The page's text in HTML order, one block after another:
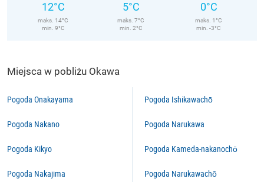
12°C
maks. 14°C
min. 9°C
5°C
maks. 7°C
min. 2°C
0°C
maks. 1°C
min. -3°C
Miejsca w pobliżu Okawa
Pogoda Onakayama
Pogoda Nakano
Pogoda Kikyo
Pogoda Nakajima
Pogoda Ishikawachō
Pogoda Narukawa
Pogoda Kameda-nakanochō
Pogoda Narukawachō